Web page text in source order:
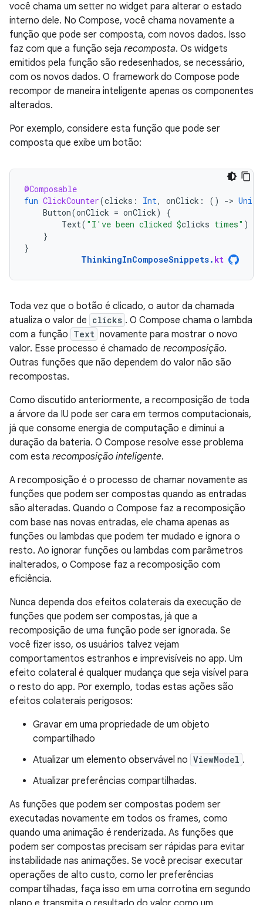
você chama um setter no widget para alterar o estado
interno dele. No Compose, você chama novamente a
função que pode ser composta, com novos dados. Isso
faz com que a função seja recomposta. Os widgets
emitidos pela função são redesenhados, se necessário,
com os novos dados. O framework do Compose pode
recompor de maneira inteligente apenas os componentes
alterados.
Por exemplo, considere esta função que pode ser
composta que exibe um botão:
@Composable
fun ClickCounter(clicks : Int, onClick : () -> Unit
Button(onClick = onClick)
{
Text( "I've been clicked $clicks times" )
}
}
ThinkingInComposeSnippets. kt
Toda vez que o botão é clicado, o autor da chamada
atualiza o valor de clicks . O Compose chama o lambda
com a função Text novamente para mostrar o novo
valor. Esse processo é chamado de recomposição.
Outras funções que não dependem do valor não são
recompostas.
Como discutido anteriormente, a recomposição de toda
a árvore da IU pode ser cara em termos computacionais,
já que consome energia de computação e diminui a
duração da bateria. O Compose resolve esse problema
com esta recomposição inteligente.
A recomposição é o processo de chamar novamente as
funções que podem ser compostas quando as entradas
são alteradas. Quando o Compose faz a recomposição
com base nas novas entradas, ele chama apenas as
funções ou lambdas que podem ter mudado e ignora o
resto. Ao ignorar funções ou lambdas com parâmetros
inalterados, o Compose faz a recomposição com
eficiência.
Nunca dependa dos efeitos colaterais da execução de
funções que podem ser compostas, já que a
recomposição de uma função pode ser ignorada. Se
você fizer isso, os usuários talvez vejam
comportamentos estranhos e imprevisíveis no app. Um
efeito colateral é qualquer mudança que seja visível para
o resto do app. Por exemplo, todas estas ações são
efeitos colaterais perigosos:
Gravar em uma propriedade de um objeto
compartilhado
Atualizar um elemento observável no ViewModel .
Atualizar preferências compartilhadas.
As funções que podem ser compostas podem ser
executadas novamente em todos os frames, como
quando uma animação é renderizada. As funções que
podem ser compostas precisam ser rápidas para evitar
instabilidade nas animações. Se você precisar executar
operações de alto custo, como ler preferências
compartilhadas, faça isso em uma corrotina em segundo